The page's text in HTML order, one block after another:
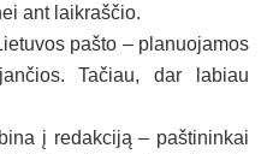
ant laikraščio.
pašto – planuojamos
Tačiau, dar labiau
į redakciją – paštininkai